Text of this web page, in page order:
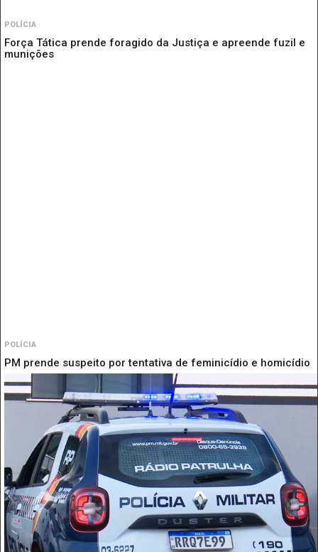
POLÍCIA
Força Tática prende foragido da Justiça e apreende fuzil e
munições
POLÍCIA
PM prende suspeito por tentativa de feminicídio e homicídio